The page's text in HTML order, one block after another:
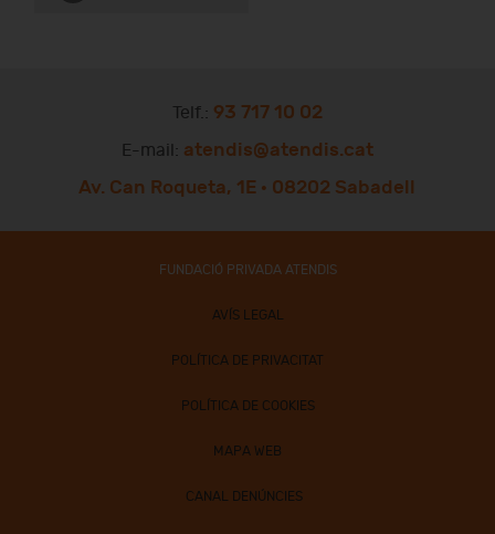
Telf.: 93 717 10 02
E-mail: atendis@atendis.cat
Av. Can Roqueta, 1E · 08202 Sabadell
FUNDACIÓ PRIVADA ATENDIS
AVÍS LEGAL
POLÍTICA DE PRIVACITAT
POLÍTICA DE COOKIES
MAPA WEB
CANAL DENÚNCIES